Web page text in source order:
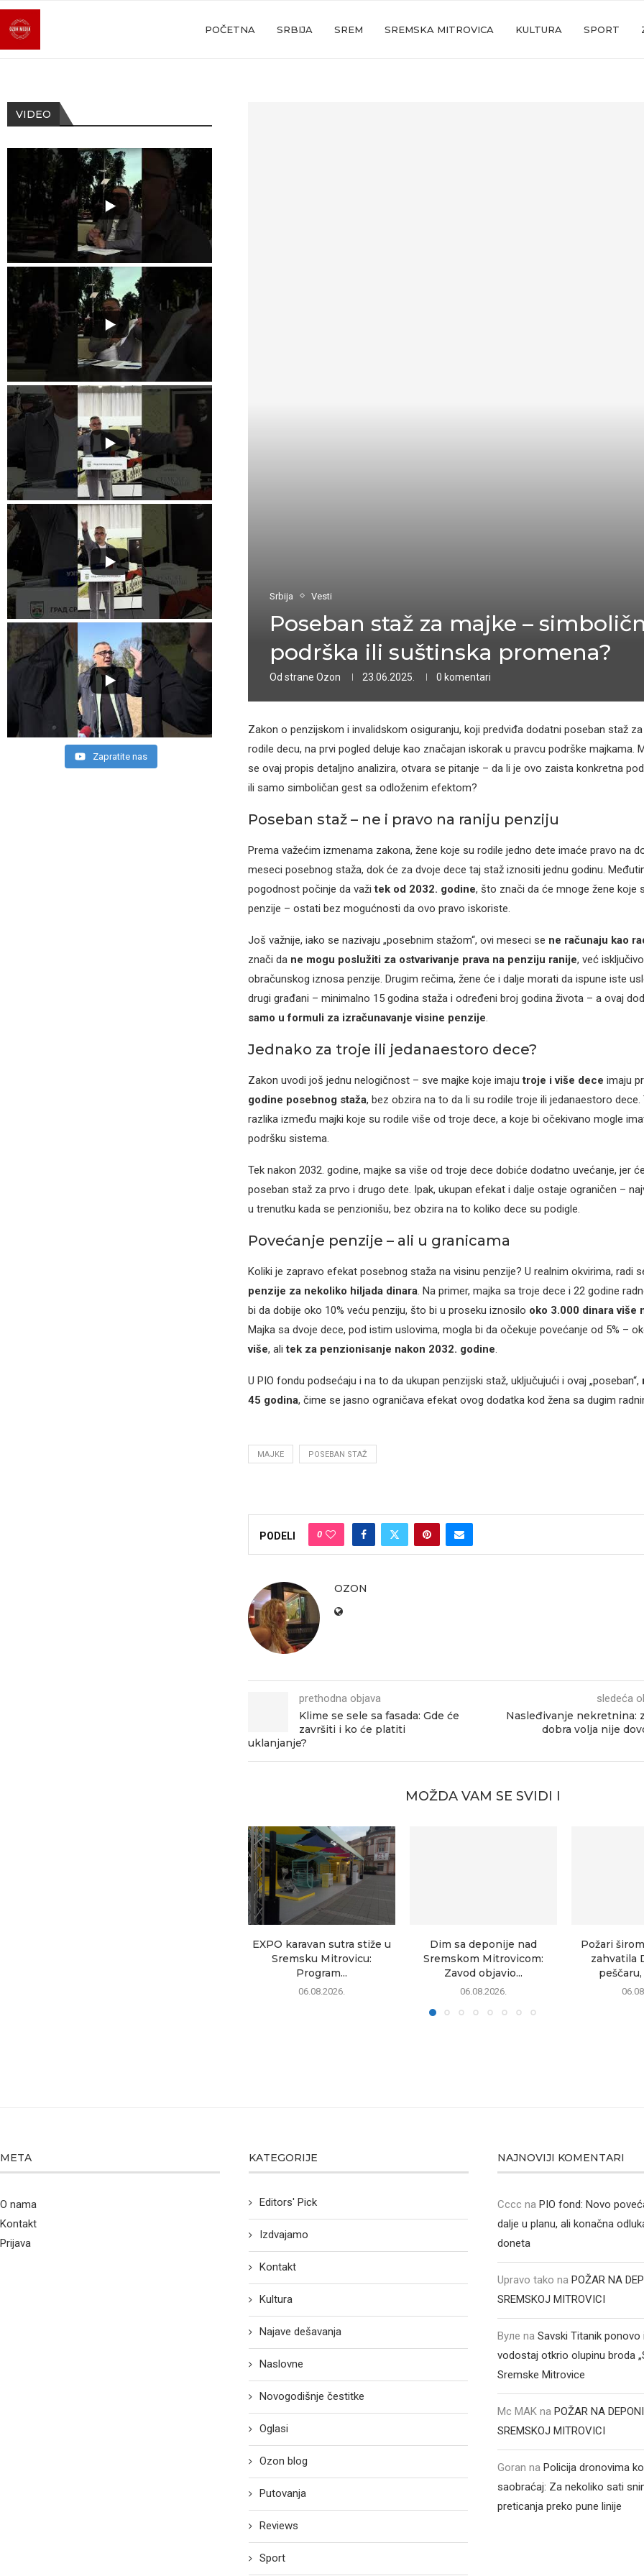
POČETNA SRBIJA SREM SREMSKA MITROVICA KULTURA SPORT
Srbija Vesti
Poseban staž za majke –
podrška ili suštinska promena?
Od strane Ozon 23.06.2025. 0 komentari
Zakon o penzijskom i invalidskom osiguranju, koji predviđa dodatni poseban staž
rodile decu, na prvi pogled deluje kao značajan iskorak u pravcu podrške majkama.
se ovaj propis detaljno analizira, otvara se pitanje – da li je ovo zaista konkretna
ili samo simboličan gest sa odloženim efektom?
Poseban staž – ne i pravo na raniju penziju
Prema važećim izmenama zakona, žene koje su rodile jedno dete imaće pravo na
meseci posebnog staža, dok će za dvoje dece taj staž iznositi jednu godinu.
pogodnost počinje da važitek od 2032. godine, što znači da će mnoge žene koje
penzije – ostati bez mogućnosti da ovo pravo iskoriste.
Još važnije, iako se nazivaju „posebnim stažom“, ovi meseci se ne računaju kao
znači da ne mogu poslužiti za ostvarivanje prava na penziju ranije, već
obračunskog iznosa penzije. Drugim rečima, žene će i dalje morati da ispune iste
drugi građani – minimalno 15 godina staža i određeni broj godina života – a ovaj
samo u formuli za izračunavanje visine penzije.
Jednako za troje ili jedanaestoro dece?
Zakon uvodi još jednu nelogičnost – sve majke koje imajutroje i više dece imaju
godine posebnog staža, bez obzira na to da li su rodile troje ili jedanaestoro dece.
razlika između majki koje su rodile više od troje dece, a koje bi očekivano mogle
podršku sistema.
Tek nakon 2032. godine, majke sa više od troje dece dobiće dodatno uvećanje, jer
poseban staž za prvo i drugo dete. Ipak, ukupan efekat i dalje ostaje ograničen –
u trenutku kada se penzionišu, bez obzira na to koliko dece su podigle.
Povećanje penzije – ali u granicama
Koliki je zapravo efekat posebnog staža na visinu penzije? U realnim okvirima, radi
penzije za nekoliko hiljada dinara. Na primer, majka sa troje dece i 22 godine
bi da dobije oko 10% veću penziju, što bi u proseku iznosilo oko 3.000 dinara više
Majka sa dvoje dece, pod istim uslovima, mogla bi da očekuje povećanje od 5% –
više, alitek za penzionisanje nakon 2032. godine.
U PIO fondu podsećaju i na to da ukupan penzijski staž, uključujući i ovaj „poseban“,
45 godina, čime se jasno ograničava efekat ovog dodatka kod žena sa dugim
MAJKE POSEBAN STAŽ
PODELI 0
OZON
prethodna objava
Klime se sele sa fasada: Gde će
završiti i ko će platiti
uklanjanje?
sledeća
Nasleđivanje nekretnina:
dobra volja nije
MOŽDA VAM SE SVIDI I
EXPO karavan sutra stiže u
Sremsku Mitrovicu:
Program...
06.08.2026.
Dim sa deponije nad
Sremskom Mitrovicom:
Zavod objavio...
06.08.2026.
Požari
zahvatila
VIDEO
Zapratite nas
META
O nama
Kontakt
Prijava
KATEGORIJE
Editors' Pick
Izdvajamo
Kontakt
Kultura
Najave dešavanja
Naslovne
Novogodišnje čestitke
Oglasi
Ozon blog
Putovanja
Reviews
Sport
NAJNOVIJI KOMENTARI
Cccc naPIO fond: Novo
dalje u planu, ali konačna
doneta
Upravo tako naPOŽAR NA
SREMSKOJ MITROVICI
Вуле naSavski Titanik ponovo
vodostaj otkrio olupinu broda
Sremske Mitrovice
Mc MAK naPOŽAR NA
SREMSKOJ MITROVICI
Goran naPolicija dronovima
saobraćaj: Za nekoliko sati
preticanja preko pune linije